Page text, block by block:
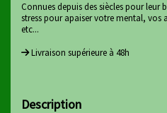
Connues depuis des siècles pour leur
stress pour apaiser votre mental,
etc...
Livraison supérieure à 48h
Description